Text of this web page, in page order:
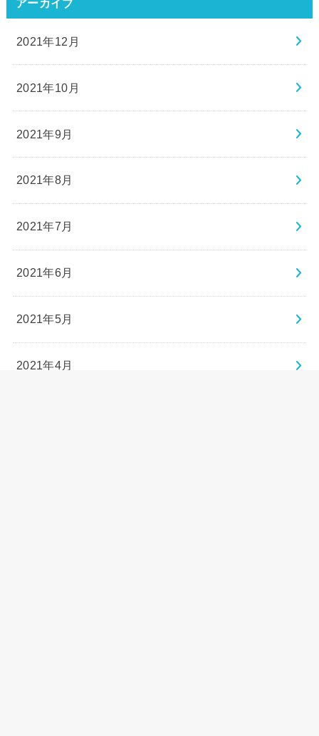
2021年12月
2021年10月
2021年9月
2021年8月
2021年7月
2021年6月
2021年5月
2021年4月